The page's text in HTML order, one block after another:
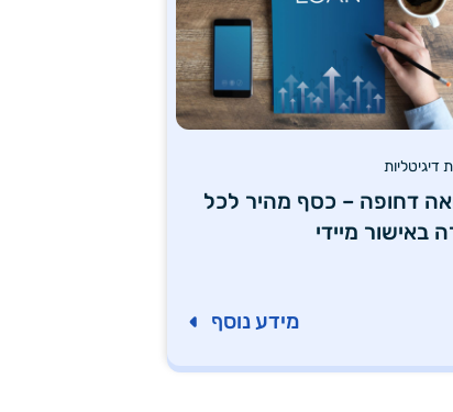
דיגיטליות
דחופה – כסף מהיר לכל
באישור מיידי
מידע נוסף